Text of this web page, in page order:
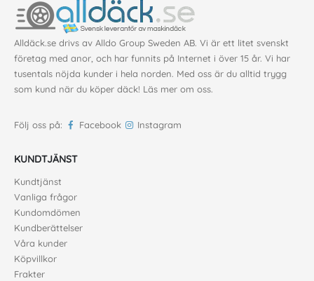
Alldäck.se drivs av Alldo Group Sweden AB. Vi är ett litet svenskt
företag med anor, och har funnits på Internet i över 15 år. Vi har
tusentals nöjda kunder i hela norden. Med oss är du alltid trygg
som kund när du köper däck! Läs mer om oss.
Följ oss på: Facebook Instagram
KUNDTJÄNST
Kundtjänst
Vanliga frågor
Kundomdömen
Kundberättelser
Våra kunder
Köpvillkor
Frakter